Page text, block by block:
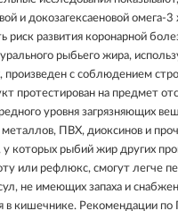
и докозагексаеновой омега-
риск развития коронарной
рыбьего жира,
произведен с соблюдением
протестирован на предмет
уровня загрязняющих
ПВХ, диоксинов и
которых рыбий жир других
или рефлюкс, смогут легче
не имеющих запаха и
в кишечнике. Рекомендации